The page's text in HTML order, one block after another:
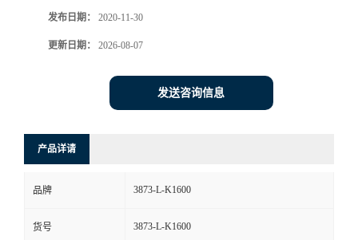
发布日期： 2020-11-30
更新日期： 2026-08-07
发送咨询信息
产品详请
品牌 3873-L-K1600
货号 3873-L-K1600